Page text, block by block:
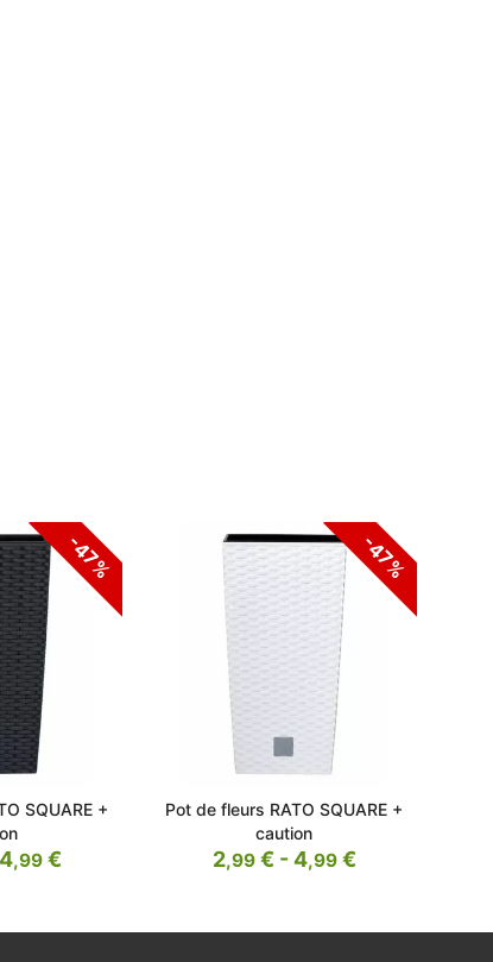
-47%
SQUARE +
,99€
-47%
Pot de fleurs RATO SQUARE +
caution
2,99€ - 4,99€